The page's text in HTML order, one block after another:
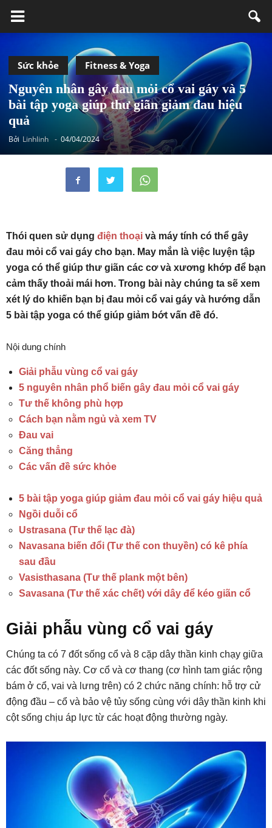
Sức khỏe Fitness & Yoga
Nguyên nhân gây đau mỏi cổ vai gáy và 5
bài tập yoga giúp thư giãn giảm đau hiệu
quả
Bởi Linhlinh - 04/04/2024
Thói quen sử dụng điện thoại và máy tính có thể gây
đau mỏi cổ vai gáy cho bạn. May mắn là việc luyện tập
yoga có thể giúp thư giãn các cơ và xương khớp để bạn
cảm thấy thoải mái hơn. Trong bài này chúng ta sẽ xem
xét lý do khiến bạn bị đau mỏi cổ vai gáy và hướng dẫn
5 bài tập yoga có thể giúp giảm bớt vấn đề đó.
Nội dung chính
Giải phẫu vùng cổ vai gáy
5 nguyên nhân phổ biến gây đau mỏi cổ vai gáy
Tư thế không phù hợp
Cách bạn nằm ngủ và xem TV
Đau vai
Căng thẳng
Các vấn đề sức khỏe
5 bài tập yoga giúp giảm đau mỏi cổ vai gáy hiệu quả
Ngồi duỗi cổ
Ustrasana (Tư thế lạc đà)
Navasana biến đổi (Tư thế con thuyền) có kê phía
sau đầu
Vasisthasana (Tư thế plank một bên)
Savasana (Tư thế xác chết) với dây để kéo giãn cổ
Giải phẫu vùng cổ vai gáy
Chúng ta có 7 đốt sống cổ và 8 cặp dây thần kinh chạy giữa
các đốt sống này. Cơ cổ và cơ thang (cơ hình tam giác rộng
bám ở cổ, vai và lưng trên) có 2 chức năng chính: hỗ trợ cử
động đầu – cổ và bảo vệ tủy sống cùng với dây thần kinh khi
cột sống chịu áp lực từ các hoạt động thường ngày.